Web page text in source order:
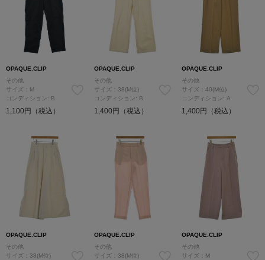
OPAQUE.CLIP
その他
サイズ：M
コンディション: B
1,100円（税込）
OPAQUE.CLIP
その他
サイズ：38(M位)
コンディション: B
1,400円（税込）
OPAQUE.CLIP
その他
サイズ：40(M位)
コンディション: A
1,400円（税込）
OPAQUE.CLIP
その他
サイズ：38(M位)
OPAQUE.CLIP
その他
サイズ：38(M位)
OPAQUE.CLIP
その他
サイズ：M